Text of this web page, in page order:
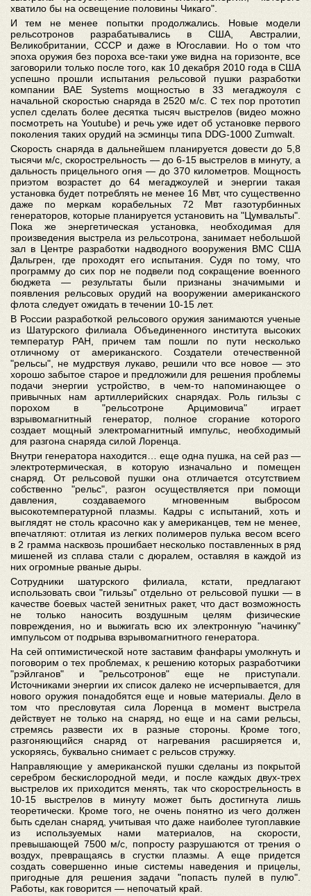
хватило бы на освещение половины Чикаго".
И тем не менее попытки продолжались. Новые модели
рельсотронов разрабатывались в США, Австралии,
Великобритании, СССР и даже в Югославии. Но о том что
эпоха оружия без пороха все-таки уже видна на горизонте, все
заговорили только после того, как 10 декабря 2010 года в США
успешно прошли испытания рельсовой пушки разработки
компании BAE Systems мощностью в 33 мегаджоуля с
начальной скоростью снаряда в 2520 м/с. С тех пор прототип
успел сделать более десятка тысяч выстрелов (видео можно
посмотреть на Youtube) и речь уже идет об установке первого
поколения таких орудий на эсминцы типа DDG-1000 Zumwalt.
Скорость снаряда в дальнейшем планируется довести до 5,8
тысячи м/c, скорострельность — до 6-15 выстрелов в минуту, а
дальность прицельного огня — до 370 километров. Мощность
приэтом возрастет до 64 мегаджоулей и энергии такая
установка будет потреблять не менее 16 Мвт, что существенно
даже по меркам корабельных 72 Мвт газотурбинных
генераторов, которые планируется установить на "Цумвальты".
Пока же энергетическая установка, необходимая для
произведения выстрела из рельсотрона, занимает небольшой
зал в Центре разработки надводного вооружения ВМС США
Дальгрен, где проходят его испытания. Судя по тому, что
программу до сих пор не подвели под сокращение военного
бюджета — результаты были признаны значимыми и
появления рельсовых орудий на вооружении американского
флота следует ожидать в течении 10-15 лет.
В России разработкой рельсового оружия занимаются ученые
из Шатурского филиала Объединенного института высоких
температур РАН, причем там пошли по пути несколько
отличному от американского. Создатели отечественной
"рельсы", не мудрствуя лукаво, решили что все новое — это
хорошо забытое старое и предложили для решения проблемы
подачи энергии устройство, в чем-то напоминающее о
привычных нам артиллерийских снарядах. Роль гильзы с
порохом в "рельсотроне Арцимовича" играет
взрывомагнитный генератор, полное сгорание которого
создает мощный электромагнитный импульс, необходимый
для разгона снаряда силой Лоренца.
Внутри генератора находится… еще одна пушка, на сей раз —
электротермическая, в которую изначально и помещен
снаряд. От рельсовой пушки она отличается отсутствием
собственно "рельс", разгон осуществляется при помощи
давления, создаваемого мгновенным выбросом
высокотемпературной плазмы. Кадры с испытаний, хоть и
выглядят не столь красочно как у американцев, тем не менее,
впечатляют: отлитая из легких полимеров пулька весом всего
в 2 грамма насквозь прошибает несколько поставленных в ряд
мишеней из сплава стали с дюралем, оставляя в каждой из
них огромные рваные дыры.
Сотрудники шатурского филиала, кстати, предлагают
использовать свои "гильзы" отдельно от рельсовой пушки — в
качестве боевых частей зенитных ракет, что даст возможность
не только наносить воздушным целям физические
повреждения, но и выжигать всю их электронную "начинку"
импульсом от подрыва взрывомагнитного генератора.
На сей оптимистической ноте заставим фанфары умолкнуть и
поговорим о тех проблемах, к решению которых разработчики
"рэйлганов" и "рельсотронов" еще не приступали.
Источниками энергии их список далеко не исчерпывается, для
нового оружия понадобятся еще и новые материалы. Дело в
том что пресловутая сила Лоренца в момент выстрела
действует не только на снаряд, но еще и на сами рельсы,
стремясь развести их в разные стороны. Кроме того,
разгоняющийся снаряд от нагревания расширяется и,
ускоряясь, буквально снимает с рельсов стружку.
Направляющие у американской пушки сделаны из покрытой
серебром бескислородной меди, и после каждых двух-трех
выстрелов их приходится менять, так что скорострельность в
10-15 выстрелов в минуту может быть достигнута лишь
теоретически. Кроме того, не очень понятно из чего должен
быть сделан снаряд, учитывая что даже наиболее тугоплавкие
из используемых нами материалов, на скорости,
превышающей 7500 м/с, попросту разрушаются от трения о
воздух, превращаясь в сгустки плазмы. А еще придется
создать совершенно иные системы наведения и прицелы,
пригодные для решения задачи "попасть пулей в пулю".
Работы, как говорится — непочатый край.